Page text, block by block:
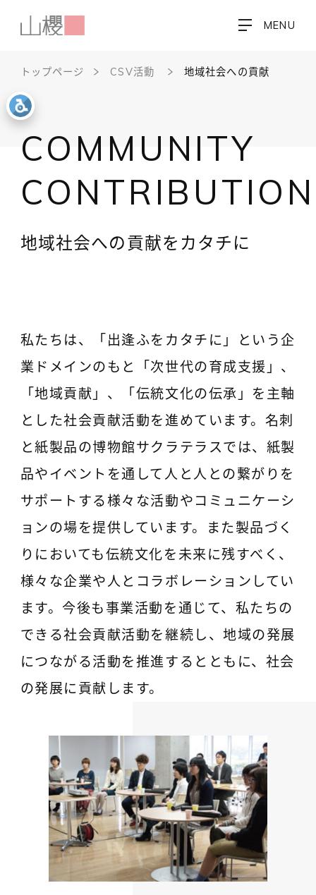
MENU
トップページ CSV活動 地域社会への貢献
COMMUNITY
CONTRIBUTION
地域社会への貢献をカタチに
私たちは、「出逢ふをカタチに」という企
業ドメインのもと「次世代の育成支援」、
「地域貢献」、「伝統文化の伝承」を主軸
とした社会貢献活動を進めています。名刺
と紙製品の博物館サクラテラスでは、紙製
品やイベントを通して人と人との繋がりを
サポートする様々な活動やコミュニケーシ
ョンの場を提供しています。また製品づく
りにおいても伝統文化を未来に残すべく、
様々な企業や人とコラボレーションしてい
ます。今後も事業活動を通じて、私たちの
できる社会貢献活動を継続し、地域の発展
につながる活動を推進するとともに、社会
の発展に貢献します。